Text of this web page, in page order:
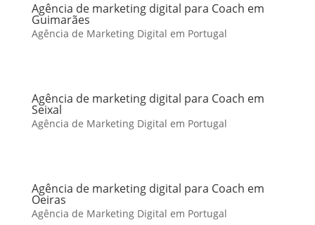
Agência de marketing digital para Coach em
Guimarães
Agência de Marketing Digital em Portugal
Agência de marketing digital para Coach em
Seixal
Agência de Marketing Digital em Portugal
Agência de marketing digital para Coach em
Oeiras
Agência de Marketing Digital em Portugal